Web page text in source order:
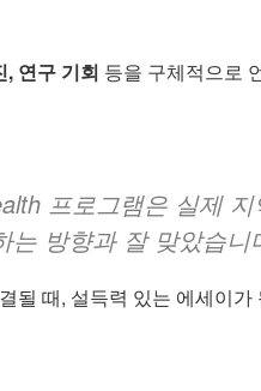
, 연구 기회 등을 구체적으로
프로그램은 실제
방향과 잘 맞았습니
될 때, 설득력 있는 에세이가